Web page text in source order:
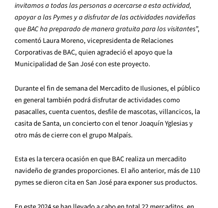
invitamos a todas las personas a acercarse a esta actividad,
apoyar a las Pymes y a disfrutar de las actividades navideñas
que BAC ha preparado de manera gratuita para los visitantes”,
comentó Laura Moreno, vicepresidenta de Relaciones
Corporativas de BAC, quien agradeció el apoyo que la
Municipalidad de San José con este proyecto.
Durante el fin de semana del Mercadito de Ilusiones, el público
en general también podrá disfrutar de actividades como
pasacalles, cuenta cuentos, desfile de mascotas, villancicos, la
casita de Santa, un concierto con el tenor Joaquín Yglesias y
otro más de cierre con el grupo Malpaís.
Esta es la tercera ocasión en que BAC realiza un mercadito
navideño de grandes proporciones. El año anterior, más de 110
pymes se dieron cita en San José para exponer sus productos.